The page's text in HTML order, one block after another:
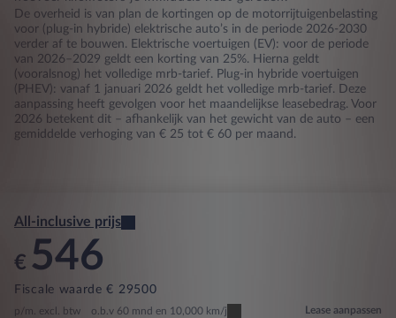
De overheid is van plan de kortingen op de motorrijtuigenbelasting
voor (plug-in hybride) elektrische auto’s in de periode 2026-2030
verder af te bouwen. Elektrische voertuigen (EV): voor de periode
van 2026–2029 geldt een korting van 25%. Hierna geldt
(vooralsnog) het volledige mrb-tarief. Plug-in hybride voertuigen
(PHEV): vanaf 1 januari 2026 geldt het volledige mrb-tarief. Deze
aanpassing heeft gevolgen voor het maandelijkse leasebedrag. Voor
2026 betekent dit – afhankelijk van het gewicht van de auto – een
gemiddelde verhoging van € 25 tot € 60 per maand.
All-inclusive prijs
€ 546
Fiscale waarde € 29500
p/m. excl. btw o.b.v 60 mnd en 10,000 km/j Lease aanpassen